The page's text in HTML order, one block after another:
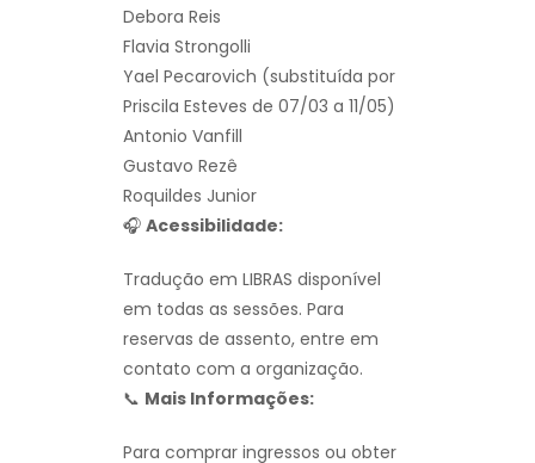
Debora Reis
Flavia Strongolli
Yael Pecarovich (substituída por
Priscila Esteves de 07/03 a 11/05)
Antonio Vanfill
Gustavo Rezê
Roquildes Junior
🎧 Acessibilidade:
Tradução em LIBRAS disponível
em todas as sessões. Para
reservas de assento, entre em
contato com a organização.
📞 Mais Informações:
Para comprar ingressos ou obter